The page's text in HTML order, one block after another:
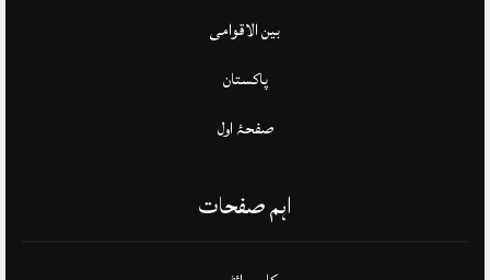
بین الاقوامی
پاکستان
صفحۂ اول
اہم صفحات